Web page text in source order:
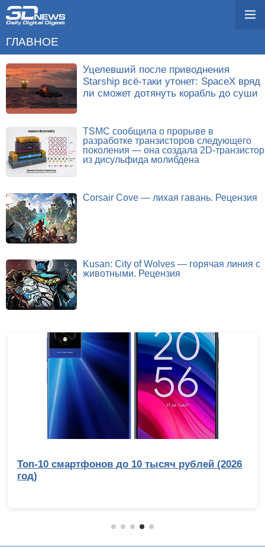
ГЛАВНОЕ
Уцелевший после приводнения
Starship всё-таки утонет: SpaceX вряд
ли сможет дотянуть корабль до суши
TSMC сообщила о прорыве в
разработке транзисторов следующего
поколения — она создала 2D-транзистор
из дисульфида молибдена
Corsair Cove — лихая гавань. Рецензия
Kusan: City of Wolves — горячая линия с
животными. Рецензия
Топ-10 смартфонов до 10 тысяч рублей (2026
год)